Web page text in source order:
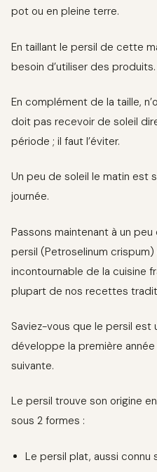
pot ou en pleine terre.
En taillant le persil de cette
besoin d’utiliser des produits.
En complément de la taille,
doit pas recevoir de soleil
période ; il faut l’éviter.
Un peu de soleil le matin est
journée.
Passons maintenant à un
persil (Petroselinum
incontournable de la cuisine
plupart de nos recettes
Saviez-vous que le persil est
développe la première année
suivante.
Le persil trouve son origine
sous 2 formes :
Le persil plat, aussi connu